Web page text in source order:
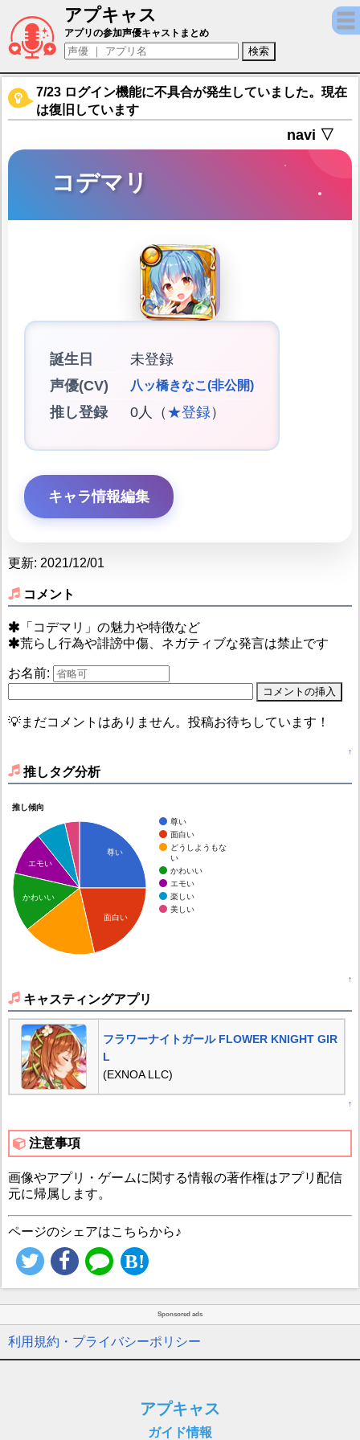
アプキャス
コデマリ（声優：八ッ橋きなこ(非公開))【
アプリの参加声優キャストまとめ
7/23 ログイン機能に不具合が発生していました。現在
は復旧しています
navi ▽
コデマリ
誕生日
未登録
声優(CV)
八ッ橋きなこ(非公開)
推し登録 0人（ ★登録）
キャラ情報編集
更新: 2021/12/01
コメント
「コデマリ」の魅力や特徴など
荒らし行為や誹謗中傷、ネガティブな発言は禁止です
お名前:
💡まだコメントはありません。投稿お待ちしています！
↑
推しタグ分析
推し傾向
尊い
面白い
どうしようもな
い
かわいい
エモい
楽しい
美しい
尊い
面白い
エモい
かわいい
↑
キャスティングアプリ
フラワーナイトガール FLOWER KNIGHT GIR
L
(EXNOA LLC)
↑
注意事項
画像やアプリ・ゲームに関する情報の著作権はアプリ配信
元に帰属します。
ページのシェアはこちらから♪
Sponsored ads
利用規約・プライバシーポリシー
アプキャス
ガイド情報